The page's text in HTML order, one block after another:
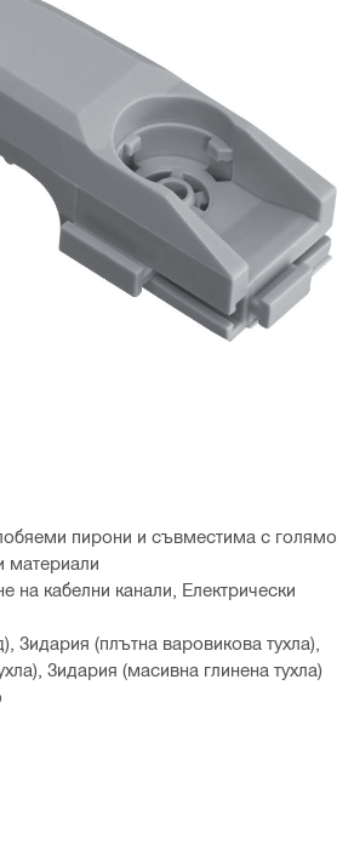
пирони и съвместима с голямо
материали
на кабелни канали, Електрически
(плътна варовикова тухла),
Зидария (масивна глинена тухла)